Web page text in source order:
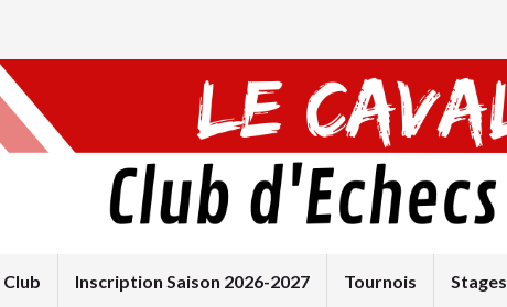
Inscription Saison 2026-2027 Tournois Stages